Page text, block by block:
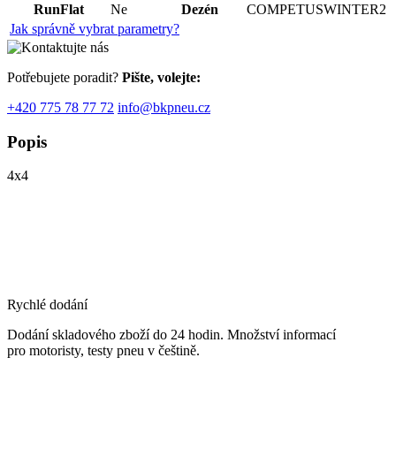
RunFlat
Ne Dezén
COMPETUSWINTER2
Jak správně vybrat parametry?
Potřebujete poradit? Pište, volejte:
+420 775 78 77 72 info@bkpneu.cz
Popis
4x4
Rychlé dodání
Dodání skladového zboží do 24 hodin. Množství informací
pro motoristy, testy pneu v češtině.